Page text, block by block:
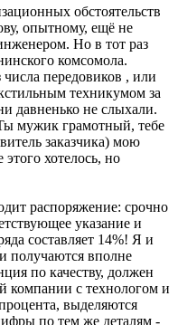
обстоятельств
опытному, ещё не
Но в тот раз
комсомола.
передовиков , или
техникумом за
давненько не слыхали.
мужик грамотный, тебе
заказчика) мою
хотелось, но
распоряжение: срочно
указание и
составляет 14%! Я и
получаются вполне
по качеству, должен
компании с технологом и
выделяются
по тем же деталям -